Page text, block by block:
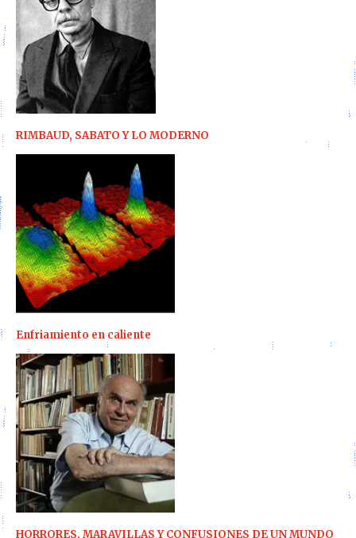
RIMBAUD, SABATO Y LO MODERNO
Enfriamiento en caliente
HORRORES, MARAVILLAS Y CONFUSIONES DE UN MUNDO